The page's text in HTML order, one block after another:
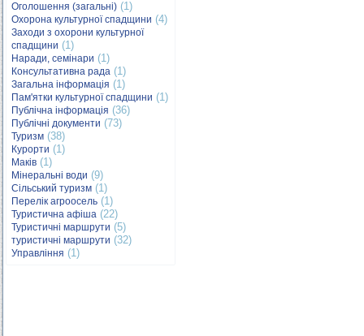
Оголошення (загальні) (1)
Охорона культурної спадщини (4)
Заходи з охорони культурної
спадщини (1)
Наради, семінари (1)
Консультативна рада (1)
Загальна інформація (1)
Пам'ятки культурної спадщини (1)
Публічна інформація (36)
Публічні документи (73)
Туризм (38)
Курорти (1)
Маків (1)
Мінеральні води (9)
Сільський туризм (1)
Перелік агроосель (1)
Туристична афіша (22)
Туристичні маршрути (5)
туристичні маршрути (32)
Управління (1)